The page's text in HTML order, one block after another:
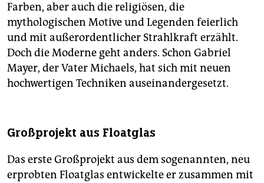
Farben, aber auch die religiösen, die
mythologischen Motive und Legenden feierlich
und mit außerordentlicher Strahlkraft erzählt.
Doch die Moderne geht anders. Schon Gabriel
Mayer, der Vater Michaels, hat sich mit neuen
hochwertigen Techniken auseinandergesetzt.
Großprojekt aus Floatglas
Das erste Großprojekt aus dem sogenannten, neu
erprobten Floatglas entwickelte er zusammen mit